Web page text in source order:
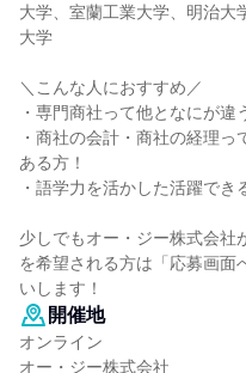
大学、室蘭工業大学、明治大
大学
＼こんな人におすすめ／
・専門商社って他となにが違
・商社の会計・商社の経理
ある方！
・語学力を活かした活躍でき
少しでもオー・ジー株式会社
を希望される方は「応募画面
いします！
開催地
オンライン
オー・ジー株式会社